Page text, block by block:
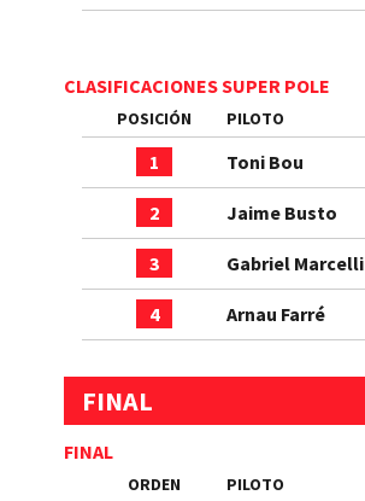
CLASIFICACIONES SUPER POLE
POSICIÓN PILOTO
1 Toni Bou
2 Jaime Busto
3 Gabriel Marcelli
4 Arnau Farré
FINAL
FINAL
ORDEN PILOTO